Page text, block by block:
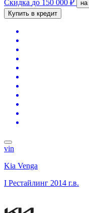
Скидка до 150 000 ₽
Купить в кредит
vin
Kia Venga
I Рестайлинг 2014 г.в.